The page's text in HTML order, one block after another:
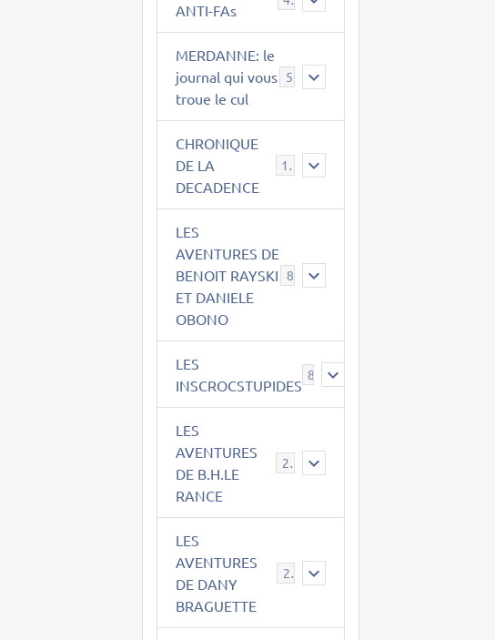
ANTI-FAs
MERDANNE: le
journal qui vous
troue le cul
CHRONIQUE
DE LA
DECADENCE
12
LES
AVENTURES DE
BENOIT RAYSKI
ET DANIELE
OBONO
LES
INSCROCSTUPIDES
8
LES
AVENTURES
DE B.H.LE
RANCE
21
LES
AVENTURES
DE DANY
BRAGUETTE
29